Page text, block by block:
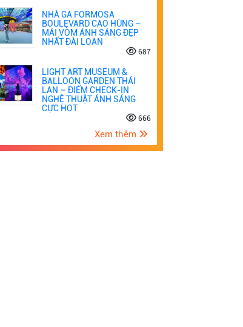
NHÀ GA FORMOSA
BOULEVARD CAO HÙNG –
MÁI VÒM ÁNH SÁNG ĐẸP
NHẤT ĐÀI LOAN
687
LIGHT ART MUSEUM &
BALLOON GARDEN THÁI
LAN – ĐIỂM CHECK-IN
NGHỆ THUẬT ÁNH SÁNG
CỰC HOT
666
Xem thêm